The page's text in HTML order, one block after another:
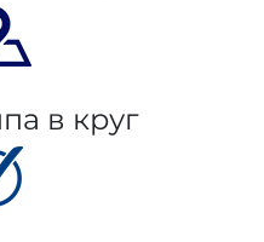
в круг